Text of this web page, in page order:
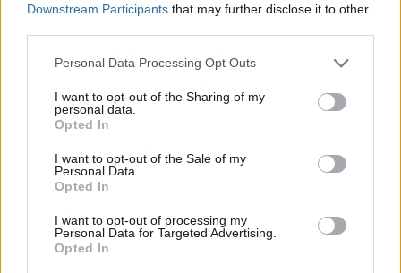
Downstream Participants that may further disclose it to other
Please note that this website/app uses one or more Google
not limited to your visit or usage behaviour. You may click to
grant or deny consent to Google and its third-party tags to
use your data for below specified purposes in below Google
consent section.
Personal Data Processing Opt Outs
I want to opt-out of the Sharing of my
personal data.
Opted In
I want to opt-out of the Sale of my
Personal Data.
Opted In
I want to opt-out of processing my
Personal Data for Targeted Advertising.
Opted In
LEGFRISSEBB
Megérkezett az eső a Duna vízgyűjtőjére
Országos hírek
Kecskeméten is szakirányú
továbbképzésekkel erősít a Gál Ferenc